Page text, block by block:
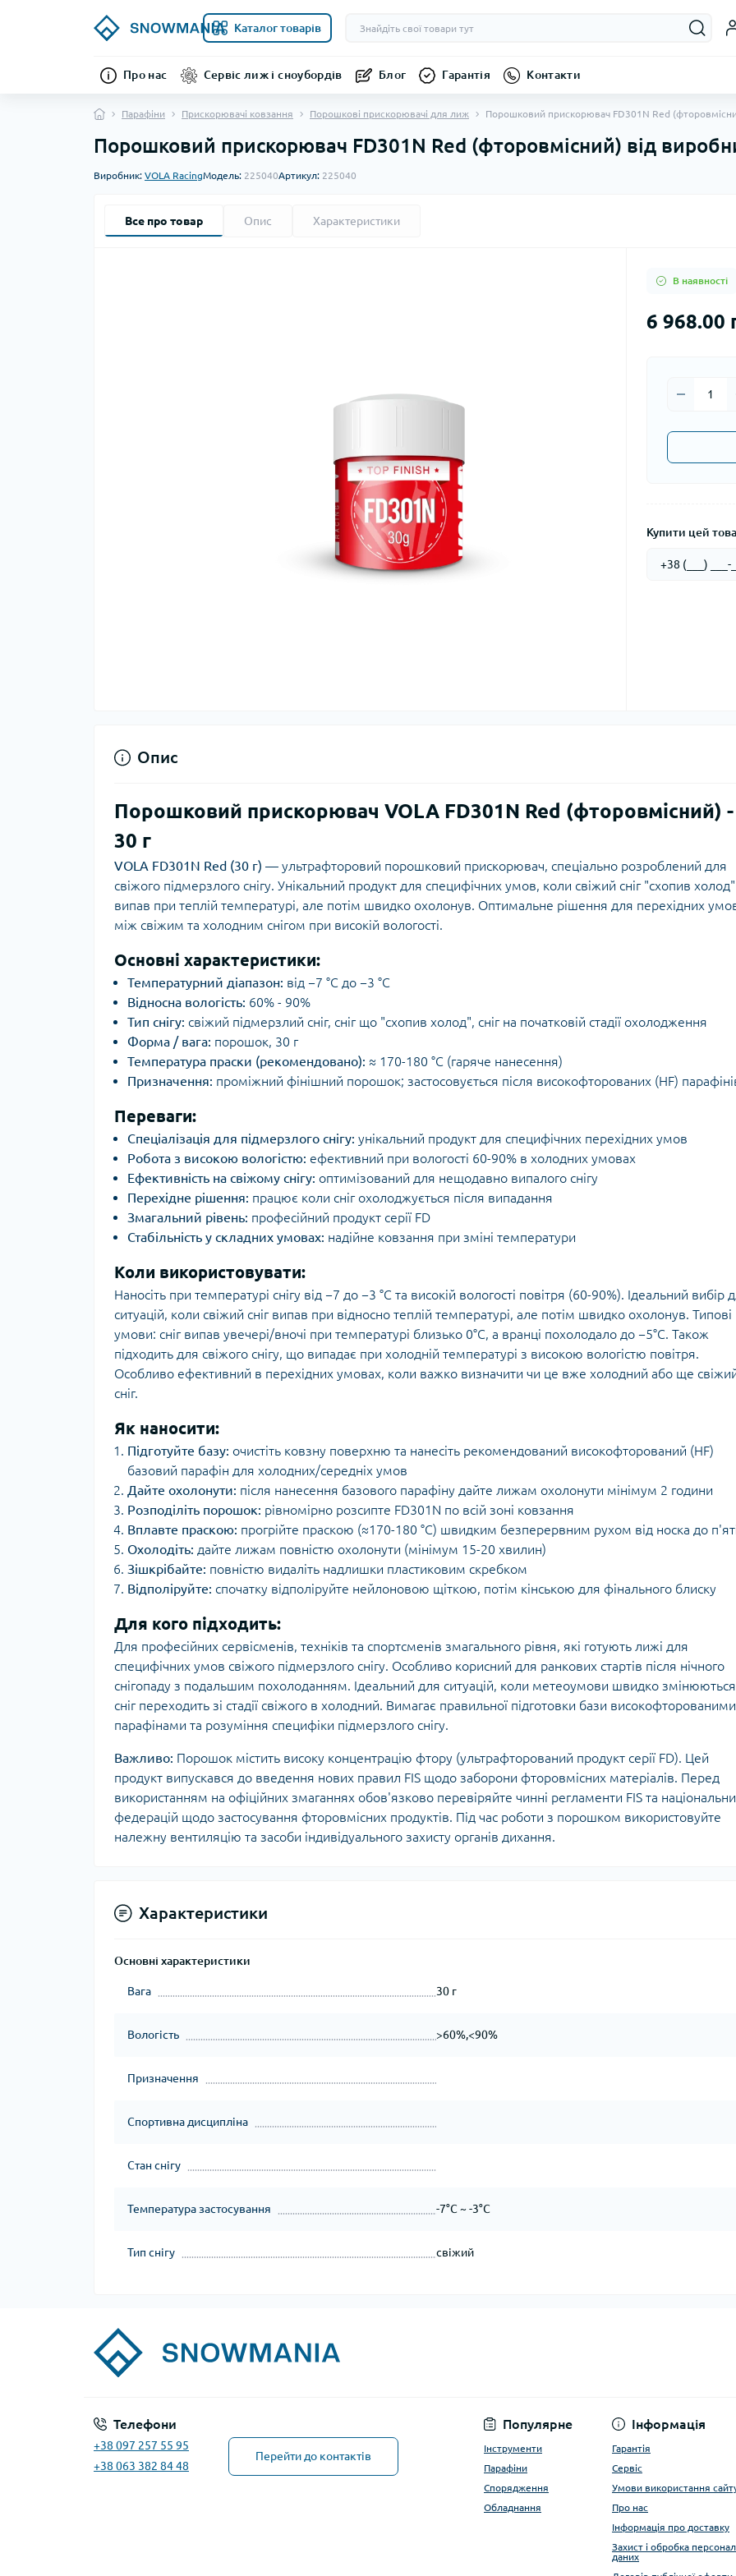
Каталог товарів
Про нас Сервіс лиж і сноубордів Блог Гарантія Контакти
Парафіни Прискорювачі ковзання Порошкові прискорювачі для лиж Порошковий прискорювач FD301N Red
Порошковий прискорювач FD301N Red (фторовмісний) від
Виробник: VOLA RacingМодель: 225040Артикул: 225040
Все про товар Опис Характеристики
В наявності
6 968.00
Купити цей
Опис
Порошковий прискорювач VOLA FD301N Red (фторовмісний) -
30 г
VOLA FD301N Red (30 г) — ультрафторовий порошковий прискорювач, спеціально розроблений для
свіжого підмерзлого снігу. Унікальний продукт для специфічних умов, коли свіжий сніг "схопив
випав при теплій температурі, але потім швидко охолонув. Оптимальне рішення для перехідних
між свіжим та холодним снігом при високій вологості.
Основні характеристики:
Температурний діапазон: від −7 °C до −3 °C
Відносна вологість: 60% - 90%
Тип снігу: свіжий підмерзлий сніг, сніг що "схопив холод", сніг на початковій стадії охолодження
Форма / вага: порошок, 30 г
Температура праски (рекомендовано): ≈ 170-180 °C (гаряче нанесення)
Призначення: проміжний фінішний порошок; застосовується після високофторованих (HF)
Переваги:
Спеціалізація для підмерзлого снігу: унікальний продукт для специфічних перехідних умов
Робота з високою вологістю: ефективний при вологості 60-90% в холодних умовах
Ефективність на свіжому снігу: оптимізований для нещодавно випалого снігу
Перехідне рішення: працює коли сніг охолоджується після випадання
Змагальний рівень: професійний продукт серії FD
Стабільність у складних умовах: надійне ковзання при зміні температури
Коли використовувати:
Наносіть при температурі снігу від −7 до −3 °C та високій вологості повітря (60-90%). Ідеальний вибір
ситуацій, коли свіжий сніг випав при відносно теплій температурі, але потім швидко охолонув. Типові
умови: сніг випав увечері/вночі при температурі близько 0°C, а вранці похолодало до −5°C. Також
підходить для свіжого снігу, що випадає при холодній температурі з високою вологістю повітря.
Особливо ефективний в перехідних умовах, коли важко визначити чи це вже холодний або ще
сніг.
Як наносити:
Підготуйте базу: очистіть ковзну поверхню та нанесіть рекомендований високофторований (HF)
базовий парафін для холодних/середніх умов
Дайте охолонути: після нанесення базового парафіну дайте лижам охолонути мінімум 2 години
Розподіліть порошок: рівномірно розсипте FD301N по всій зоні ковзання
Вплавте праскою: прогрійте праскою (≈170-180 °C) швидким безперервним рухом від носка до
Охолодіть: дайте лижам повністю охолонути (мінімум 15-20 хвилин)
Зішкрібайте: повністю видаліть надлишки пластиковим скребком
Відполіруйте: спочатку відполіруйте нейлоновою щіткою, потім кінською для фінального блиску
Для кого підходить:
Для професійних сервісменів, техніків та спортсменів змагального рівня, які готують лижі для
специфічних умов свіжого підмерзлого снігу. Особливо корисний для ранкових стартів після нічного
снігопаду з подальшим похолоданням. Ідеальний для ситуацій, коли метеоумови швидко змінюються
сніг переходить зі стадії свіжого в холодний. Вимагає правильної підготовки бази високофторованими
парафінами та розуміння специфіки підмерзлого снігу.
Важливо: Порошок містить високу концентрацію фтору (ультрафторований продукт серії FD). Цей
продукт випускався до введення нових правил FIS щодо заборони фторовмісних матеріалів. Перед
використанням на офіційних змаганнях обов'язково перевіряйте чинні регламенти FIS та
федерацій щодо застосування фторовмісних продуктів. Під час роботи з порошком використовуйте
належну вентиляцію та засоби індивідуального захисту органів дихання.
Характеристики
Основні характеристики
Вага 30 г
Вологість >60%,<90%
Призначення
Спортивна дисципліна
Стан снігу
Температура застосування -7°C ~ -3°C
Тип снігу свіжий
Телефони
+38 097 257 55 95
+38 063 382 84 48
Перейти до контактів
Популярне
Інструменти
Парафіни
Спорядження
Обладнання
Інформація
Гарантія
Сервіс
Умови використання
Про нас
Інформація про доставку
Захист і обробка
даних